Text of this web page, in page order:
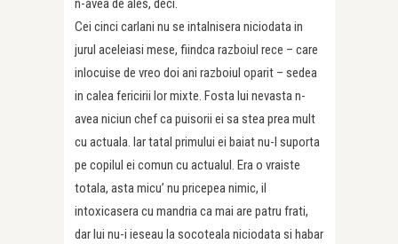
n-avea de ales, deci.
Cei cinci carlani nu se intalnisera niciodata in
jurul aceleiasi mese, fiindca razboiul rece – care
inlocuise de vreo doi ani razboiul oparit – sedea
in calea fericirii lor mixte. Fosta lui nevasta n-
avea niciun chef ca puisorii ei sa stea prea mult
cu actuala. Iar tatal primului ei baiat nu-l suporta
pe copilul ei comun cu actualul. Era o vraiste
totala, asta micu’ nu pricepea nimic, il
intoxicasera cu mandria ca mai are patru frati,
dar lui nu-i ieseau la socoteala niciodata si habar